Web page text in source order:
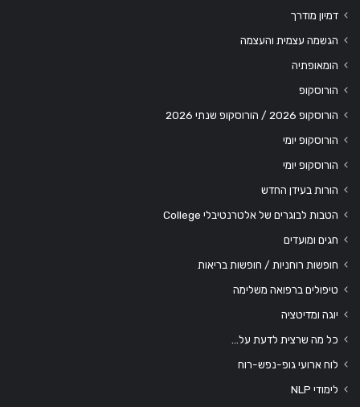
דמיון מודרך
הגשמה עצמית והעצמה
הומאופתיה
הורוסקופ
הורוסקופ 2026 / הורוסקופ שנתי 2026
הורוסקופ יומי
הורוסקופ יומי
הורות בעידן החדש
הטבות לבוגרים של אלטרנטיבלי College
חגים ומועדים
חופשות רוחניות / חופשות בריאות
טיפולים ברפואה משלימה
יוגה ומדיטציה
כל מה שרצית לדעת על…
לוח ארועי גופ-נפש-רוח
לימודי NLP